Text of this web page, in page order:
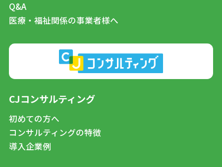
Q&A
医療・福祉関係の事業者様へ
CJコンサルティング
初めての方へ
コンサルティングの特徴
導入企業例